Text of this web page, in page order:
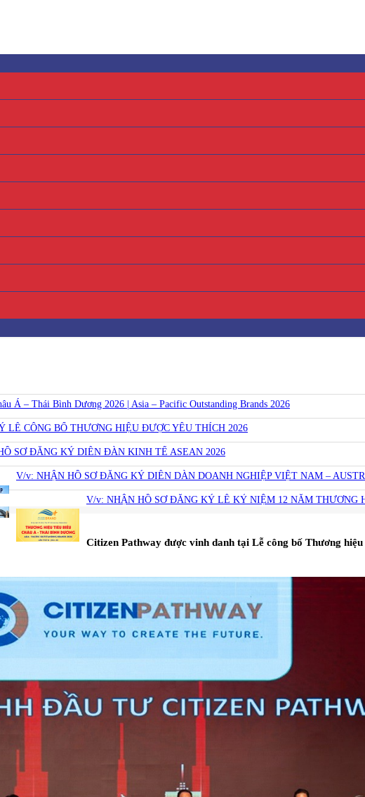
Á – Thái Bình Dương 2026 | Asia – Pacific Outstanding Brands 2026
LỄ CÔNG BỐ THƯƠNG HIỆU ĐƯỢC YÊU THÍCH 2026
SƠ ĐĂNG KÝ DIỄN ĐÀN KINH TẾ ASEAN 2026
V/v: NHẬN HỒ SƠ ĐĂNG KÝ DIỄN DÀN DOANH NGHIỆP VIỆT NAM –
V/v: NHẬN HỒ SƠ ĐĂNG KÝ LỄ KỶ NIỆM 12 NĂM THƯƠNG
​Citizen Pathway được vinh danh tại Lễ công bố Thương